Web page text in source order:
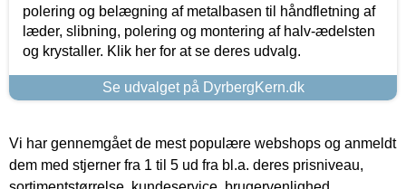
polering og belægning af metalbasen til håndfletning af
læder, slibning, polering og montering af halv-ædelsten
og krystaller. Klik her for at se deres udvalg.
Se udvalget på DyrbergKern.dk
Vi har gennemgået de mest populære webshops og anmeldt
dem med stjerner fra 1 til 5 ud fra bl.a. deres prisniveau,